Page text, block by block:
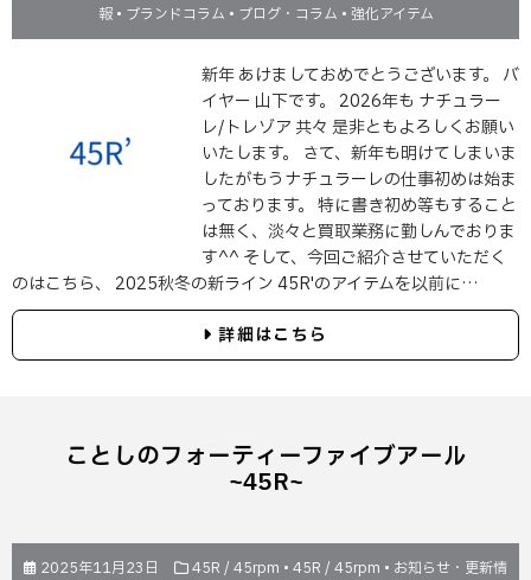
報• ブランドコラム • ブログ・コラム • 強化アイテム
新年 あけましておめでとうございます。 バ
イヤー 山下です。 2026年も ナチュラー
レ/トレゾア 共々 是非ともよろしくお願い
いたします。 さて、新年も明けてしまいま
したがもうナチュラーレの仕事初めは始ま
っております。 特に書き初め等もすること
は無く、淡々と買取業務に勤しんでおりま
す^^ そして、今回ご紹介させていただく
のはこちら、 2025秋冬の新ライン 45R'のアイテムを以前に…
詳細はこちら
ことしのフォーティーファイブアール
~45R~
2025年11月23日 45R / 45rpm • 45R / 45rpm • お知らせ・更新情